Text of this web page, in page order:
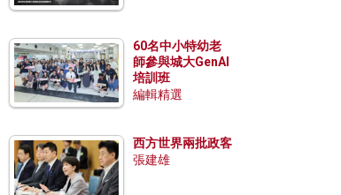
60名中小特幼老
師參與城大GenAI
培訓班
編輯精選
西方世界兩批政客
張建雄